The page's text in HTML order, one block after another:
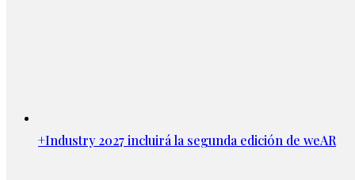
+Industry 2027 incluirá la segunda edición de weAR